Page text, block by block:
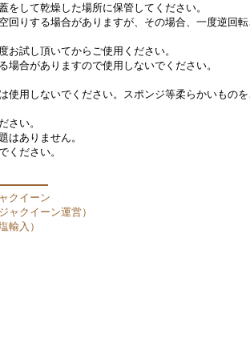
して乾燥した場所に保管してください。
回りする場合がありますが、その場合、一度逆回転
試し頂いてからご使用ください。
合がありますので使用しないでください。
使用しないでください。スポンジ等柔らかいもの
さい。
はありません。
ください。
クイーン
ャクイーン運営）
輸入）